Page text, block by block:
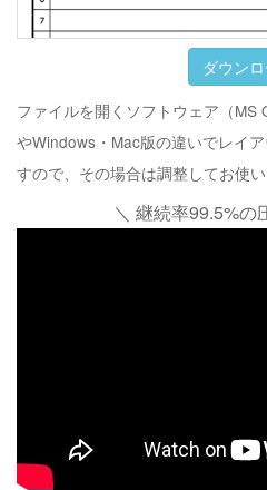
ダウン
ファイルを開くソフトウェア（MS
やWindows・Mac版の違いでレイ
すので、その場合は調整してお使い
＼ 継続率99.5%の